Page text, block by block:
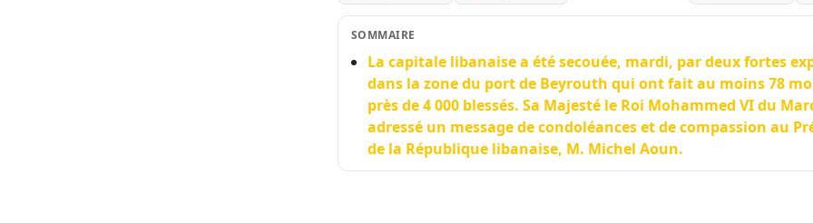
SOMMAIRE
La capitale libanaise a été secouée, mardi, par deux fortes
dans la zone du port de Beyrouth qui ont fait au moins 78
près de 4 000 blessés. Sa Majesté le Roi Mohammed VI du
adressé un message de condoléances et de compassion au
de la République libanaise, M. Michel Aoun.